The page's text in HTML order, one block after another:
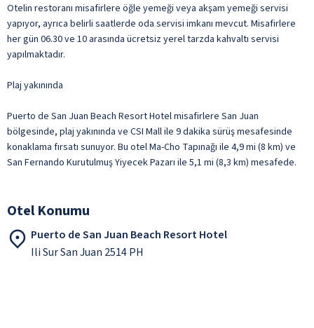
Otelin restoranı misafirlere öğle yemeği veya akşam yemeği servisi
yapıyor, ayrıca belirli saatlerde oda servisi imkanı mevcut. Misafirlere
her gün 06.30 ve 10 arasında ücretsiz yerel tarzda kahvaltı servisi
yapılmaktadır.
Plaj yakınında
Puerto de San Juan Beach Resort Hotel misafirlere San Juan
bölgesinde, plaj yakınında ve CSI Mall ile 9 dakika sürüş mesafesinde
konaklama fırsatı sunuyor. Bu otel Ma-Cho Tapınağı ile 4,9 mi (8 km) ve
San Fernando Kurutulmuş Yiyecek Pazarı ile 5,1 mi (8,3 km) mesafede.
Otel Konumu
Puerto de San Juan Beach Resort Hotel
Ili Sur San Juan 2514 PH